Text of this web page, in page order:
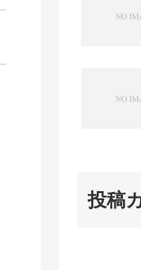
投稿